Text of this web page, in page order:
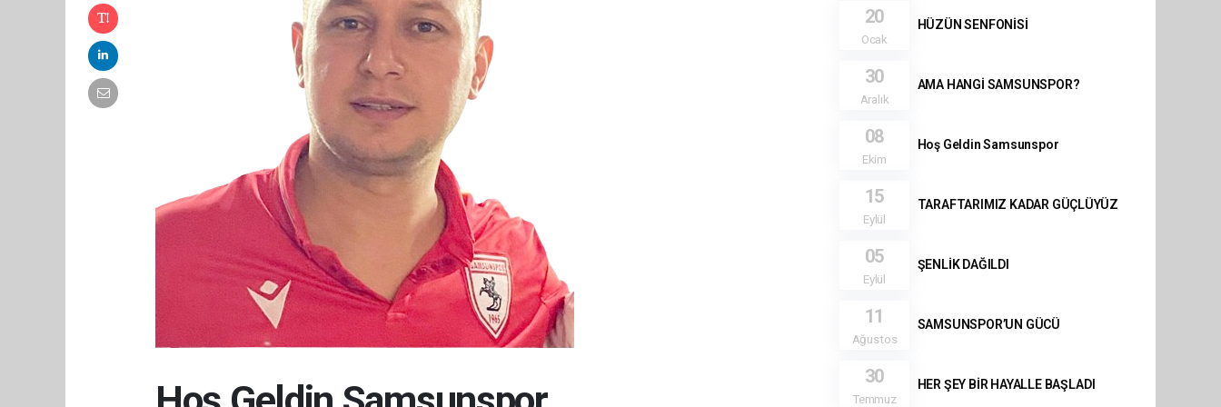
20
Ocak
HÜZÜN SENFONİSİ
30
Aralık
AMA HANGİ SAMSUNSPOR?
08
Ekim
Hoş Geldin Samsunspor
15
Eylül
TARAFTARIMIZ KADAR GÜÇLÜYÜZ
05
Eylül
ŞENLİK DAĞILDI
11
Ağustos
SAMSUNSPOR’UN GÜCÜ
30
Temmuz
HER ŞEY BİR HAYALLE BAŞLADI